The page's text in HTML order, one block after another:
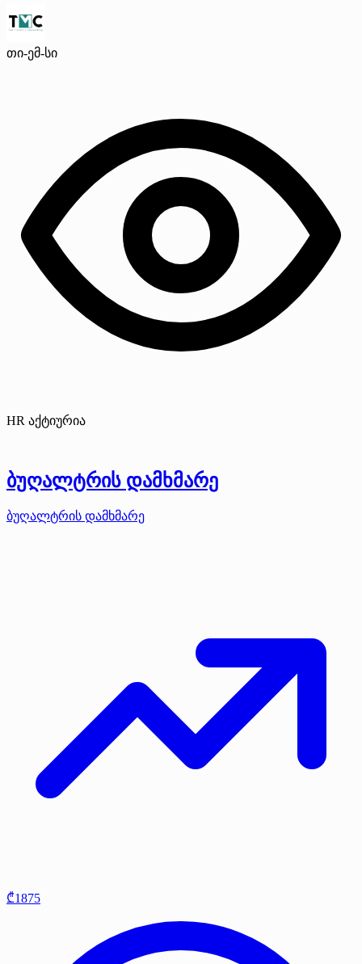
თი-ემ-სი
HR აქტიურია
ბუღალტრის დამხმარე
ბუღალტრის დამხმარე
₾1875